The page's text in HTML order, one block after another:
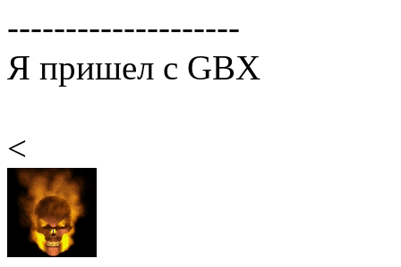
--------------------
Я пришел с GBX
<